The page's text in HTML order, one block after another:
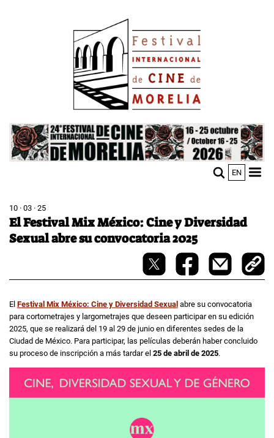
Image
EN
10 · 03 · 25
El Festival Mix México: Cine y Diversidad
Sexual abre su convocatoria 2025
El Festival Mix México: Cine y Diversidad Sexual abre su convocatoria
para cortometrajes y largometrajes que deseen participar en su edición
2025, que se realizará del 19 al 29 de junio en diferentes sedes de la
Ciudad de México. Para participar, las películas deberán haber concluido
su proceso de inscripción a más tardar el 25 de abril de 2025.